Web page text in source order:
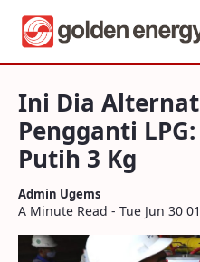
Ini Dia Alternatif
Ini Dia
Pengganti
Putih 3 Kg
Admin Ugems
A Minute Read - Tue Jun 30